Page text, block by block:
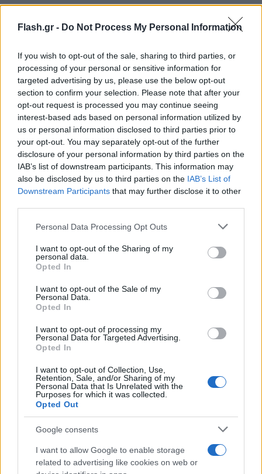
Flash.gr - Do Not Process My Personal Information
If you wish to opt-out of the sale, sharing to third parties, or
processing of your personal or sensitive information for
targeted advertising by us, please use the below opt-out
section to confirm your selection. Please note that after your
opt-out request is processed you may continue seeing
interest-based ads based on personal information utilized by
us or personal information disclosed to third parties prior to
your opt-out. You may separately opt-out of the further
disclosure of your personal information by third parties on the
IAB’s list of downstream participants. This information may
also be disclosed by us to third parties on the IAB’s List of
Downstream Participants that may further disclose it to other
Please note that this website/app uses one or more Google
not limited to your visit or usage behaviour. You may click to
grant or deny consent to Google and its third-party tags to
use your data for below specified purposes in below Google
consent section.
Personal Data Processing Opt Outs
I want to opt-out of the Sharing of my
personal data.
Opted In
I want to opt-out of the Sale of my
Personal Data.
Opted In
I want to opt-out of processing my
Personal Data for Targeted Advertising.
Opted In
I want to opt-out of Collection, Use,
Retention, Sale, and/or Sharing of my
Personal Data that Is Unrelated with the
Purposes for which it was collected.
Opted Out
Google consents
I want to allow Google to enable storage
related to advertising like cookies on web or